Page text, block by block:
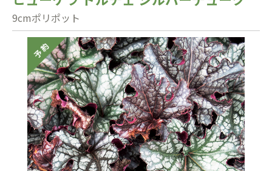
9cmポリポット